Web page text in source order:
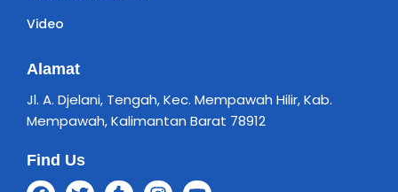
Video
Alamat
Jl. A. Djelani, Tengah, Kec. Mempawah Hilir, Kab.
Mempawah, Kalimantan Barat 78912
Find Us